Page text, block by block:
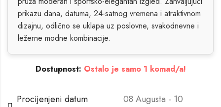
prikazu dana, datuma, 24-satnog vremena i atraktivnom
dizajnu, odlično se uklapa uz poslovne, svakodnevne i
ležerne modne kombinacije.
Dostupnost: Ostalo je samo 1 komad/a!
Procijenjeni datum
08 Augusta - 10